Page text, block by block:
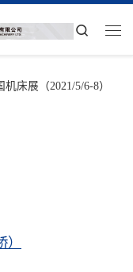
Search
机床展（2021/5/6-8）